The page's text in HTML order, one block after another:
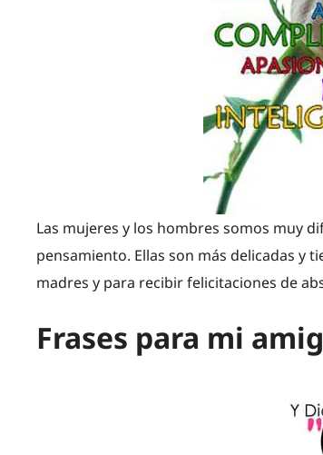
Las mujeres y los hombres somos muy
pensamiento. Ellas son más delicadas y
madres y para recibir felicitaciones de
Frases para mi